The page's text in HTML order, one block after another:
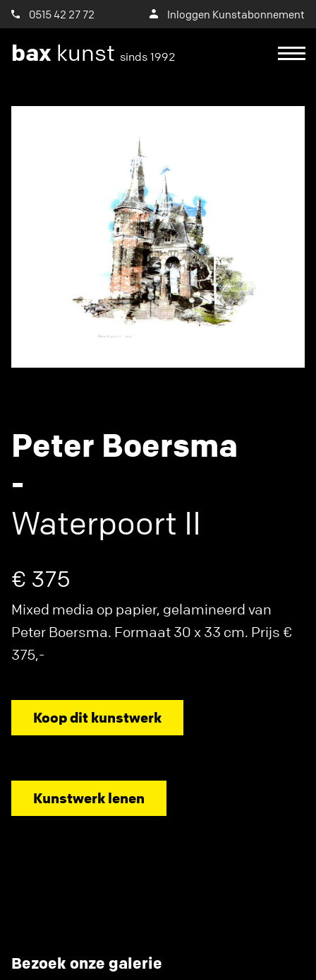
0515 42 27 72 Inloggen Kunstabonnement
bax kunst sinds 1992
Peter Boersma
-
Waterpoort II
€ 375
Mixed media op papier, gelamineerd van
Peter Boersma. Formaat 30 x 33 cm. Prijs €
375,-
Koop dit kunstwerk
Kunstwerk lenen
Bezoek onze galerie